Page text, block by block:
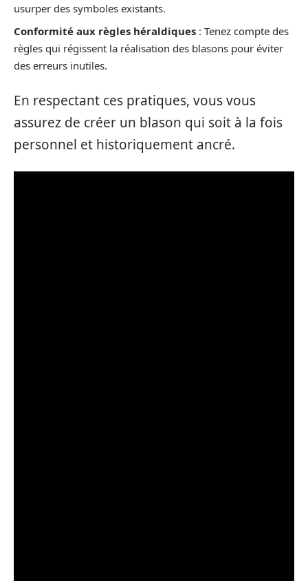
usurper des symboles existants.
Conformité aux règles héraldiques : Tenez compte des
règles qui régissent la réalisation des blasons pour éviter
des erreurs inutiles.
En respectant ces pratiques, vous vous
assurez de créer un blason qui soit à la fois
personnel et historiquement ancré.